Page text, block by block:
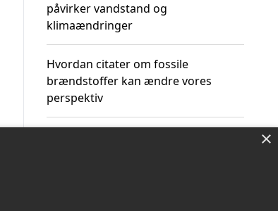
påvirker vandstand og
klimaændringer
Hvordan citater om fossile
brændstoffer kan ændre vores
perspektiv
×